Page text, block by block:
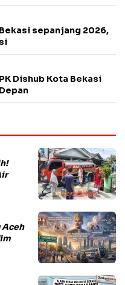
sepanjang 2026,
Dishub Kota Bekasi
Aceh